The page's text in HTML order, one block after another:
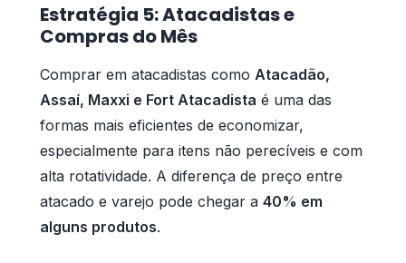
Estratégia 5: Atacadistas e
Compras do Mês
Comprar em atacadistas como Atacadão,
Assaí, Maxxi e Fort Atacadista é uma das
formas mais eficientes de economizar,
especialmente para itens não perecíveis e com
alta rotatividade. A diferença de preço entre
atacado e varejo pode chegar a 40% em
alguns produtos.